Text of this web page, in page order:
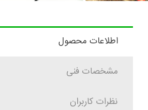
اطلاعات محصول
مشخصات فنی
نظرات کاربران